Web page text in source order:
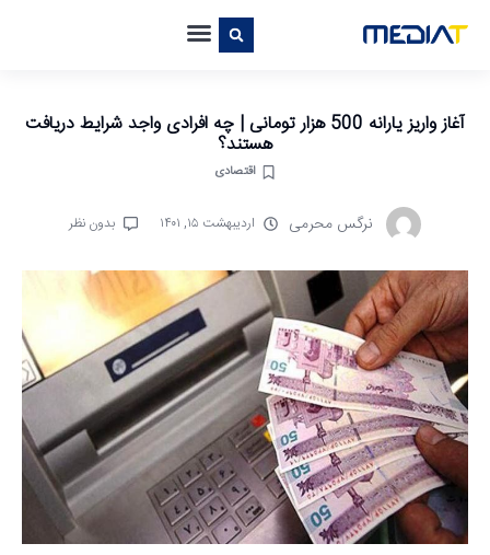
آغاز واریز یارانه 500 هزار تومانی | چه افرادی واجد شرایط دریافت
هستند؟
اقتصادی
نرگس محرمی اردیبهشت ۱۵, ۱۴۰۱ بدون نظر